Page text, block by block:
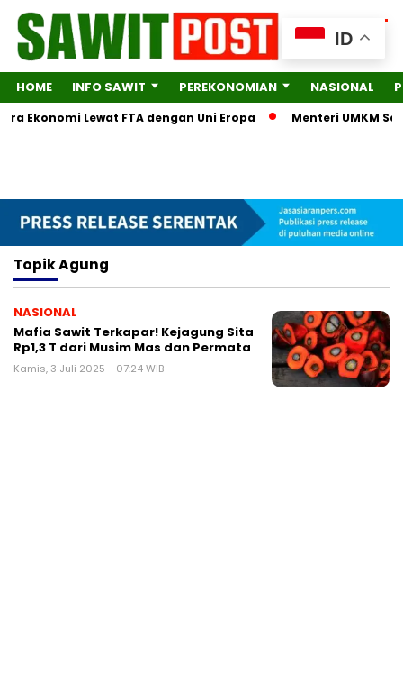
HOME INFO SAWIT PEREKONOMIAN NASIONAL
Ekonomi Lewat FTA dengan Uni Eropa Menteri UMKM
TopikAgung
NASIONAL
Mafia Sawit Terkapar! Kejagung Sita
Rp1,3 T dari Musim Mas dan Permata
Kamis, 3 Juli 2025 - 07:24 WIB
ID